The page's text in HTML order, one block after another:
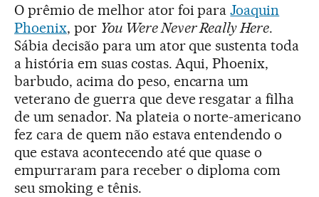
O prêmio de melhor ator foi paraJoaquin
Phoenix, por You Were Never Really Here.
Sábia decisão para um ator que sustenta toda
a história em suas costas. Aqui, Phoenix,
barbudo, acima do peso, encarna um
veterano de guerra que deve resgatar a filha
de um senador. Na plateia o norte-americano
fez cara de quem não estava entendendo o
que estava acontecendo até que quase o
empurraram para receber o diploma com
seu smoking e tênis.